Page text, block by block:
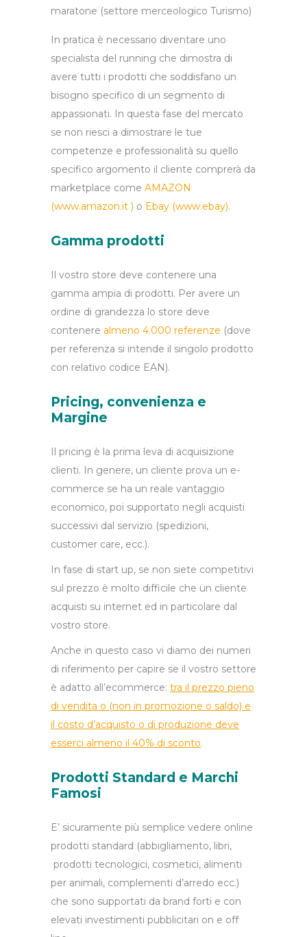
maratone (settore merceologico Turismo)
In pratica è necessario diventare uno
specialista del running che dimostra di
avere tutti i prodotti che soddisfano un
bisogno specifico di un segmento di
appassionati. In questa fase del mercato
se non riesci a dimostrare le tue
competenze e professionalità su quello
specifico argomento il cliente comprerà da
marketplace come AMAZON
(www.amazon.it ) o Ebay (www.ebay).
Gamma prodotti
Il vostro store deve contenere una
gamma ampia di prodotti. Per avere un
ordine di grandezza lo store deve
contenere almeno 4.000 referenze (dove
per referenza si intende il singolo prodotto
con relativo codice EAN).
Pricing, convenienza e
Margine
Il pricing è la prima leva di acquisizione
clienti. In genere, un cliente prova un e-
commerce se ha un reale vantaggio
economico, poi supportato negli acquisti
successivi dal servizio (spedizioni,
customer care, ecc.).
In fase di start up, se non siete competitivi
sul prezzo è molto difficile che un cliente
acquisti su internet ed in particolare dal
vostro store.
Anche in questo caso vi diamo dei numeri
di riferimento per capire se il vostro settore
è adatto all’ecommerce: tra il prezzo pieno
di vendita o (non in promozione o saldo) e
il costo d’acquisto o di produzione deve
esserci almeno il 40% di sconto.
Prodotti Standard e Marchi
Famosi
E’ sicuramente più semplice vedere online
prodotti standard (abbigliamento, libri,
prodotti tecnologici, cosmetici, alimenti
per animali, complementi d’arredo ecc.)
che sono supportati da brand forti e con
elevati investimenti pubblicitari on e off